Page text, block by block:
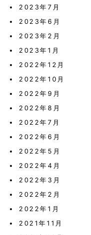
2023年7月
2023年6月
2023年2月
2023年1月
2022年12月
2022年10月
2022年9月
2022年8月
2022年7月
2022年6月
2022年5月
2022年4月
2022年3月
2022年2月
2022年1月
2021年11月